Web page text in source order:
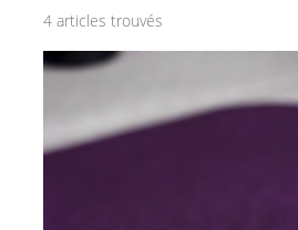
4 articles trouvés